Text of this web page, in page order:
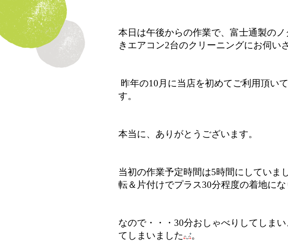
本日は午後からの作業で、富士通製の
きエアコン2台のクリーニングにお伺い
昨年の10月に当店を初めてご利用頂い
す。
本当に、ありがとうございます。
当初の作業予定時間は5時間にしていま
転＆片付けでプラス30分程度の着地に
なので・・・30分おしゃべりしてしま
てしまいました
。